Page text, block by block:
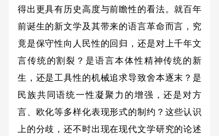
得出更具有历史高度与前瞻性的看法。就百年
前诞生的新文学及其带来的语言革命而言，究
竟是保守性向人民性的回归，还是对上千年文
言传统的割裂？是语言本体性精神传统的新
生，还是工具性的机械追求导致舍本逐末？是
民族共同语统一性凝聚力的增强，还是对方
言、欧化等多样化表现形式的制约？这些认识
上的分歧，还不时出现在现代文学研究的论述